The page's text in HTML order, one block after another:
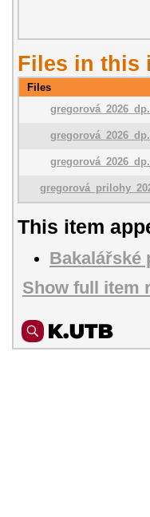
Files in this
Files
This item
Bakalářské
Show full item